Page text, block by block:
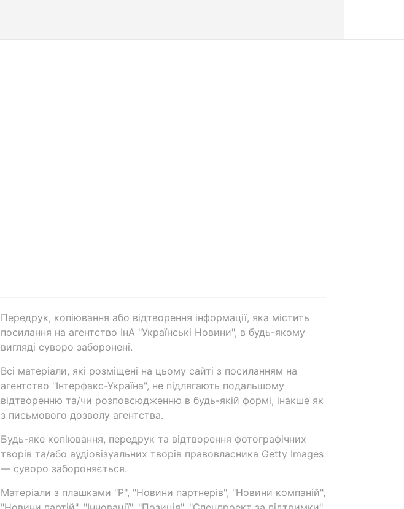
Передрук, копіювання або відтворення інформації, яка містить
посилання на агентство ІнА "Українські Новини", в будь-якому
вигляді суворо заборонені.
Всі матеріали, які розміщені на цьому сайті з посиланням на
агентство "Інтерфакс-Україна", не підлягають подальшому
відтворенню та/чи розповсюдженню в будь-якій формі, інакше як
з письмового дозволу агентства.
Будь-яке копіювання, передрук та відтворення фотографічних
творів та/або аудіовізуальних творів правовласника Getty Images
— суворо забороняється.
Матеріали з плашками "Р", "Новини партнерів", "Новини компаній",